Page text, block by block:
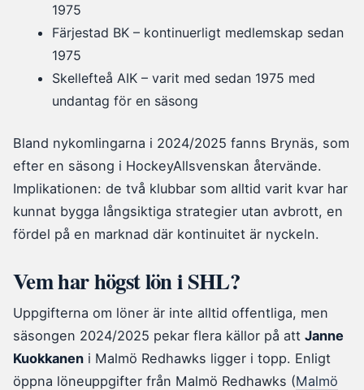
1975
Färjestad BK – kontinuerligt medlemskap sedan
1975
Skellefteå AIK – varit med sedan 1975 med
undantag för en säsong
Bland nykomlingarna i 2024/2025 fanns Brynäs, som
efter en säsong i HockeyAllsvenskan återvände.
Implikationen: de två klubbar som alltid varit kvar har
kunnat bygga långsiktiga strategier utan avbrott, en
fördel på en marknad där kontinuitet är nyckeln.
Vem har högst lön i SHL?
Uppgifterna om löner är inte alltid offentliga, men
säsongen 2024/2025 pekar flera källor på att Janne
Kuokkanen i Malmö Redhawks ligger i topp. Enligt
öppna löneuppgifter från Malmö Redhawks (Malmö